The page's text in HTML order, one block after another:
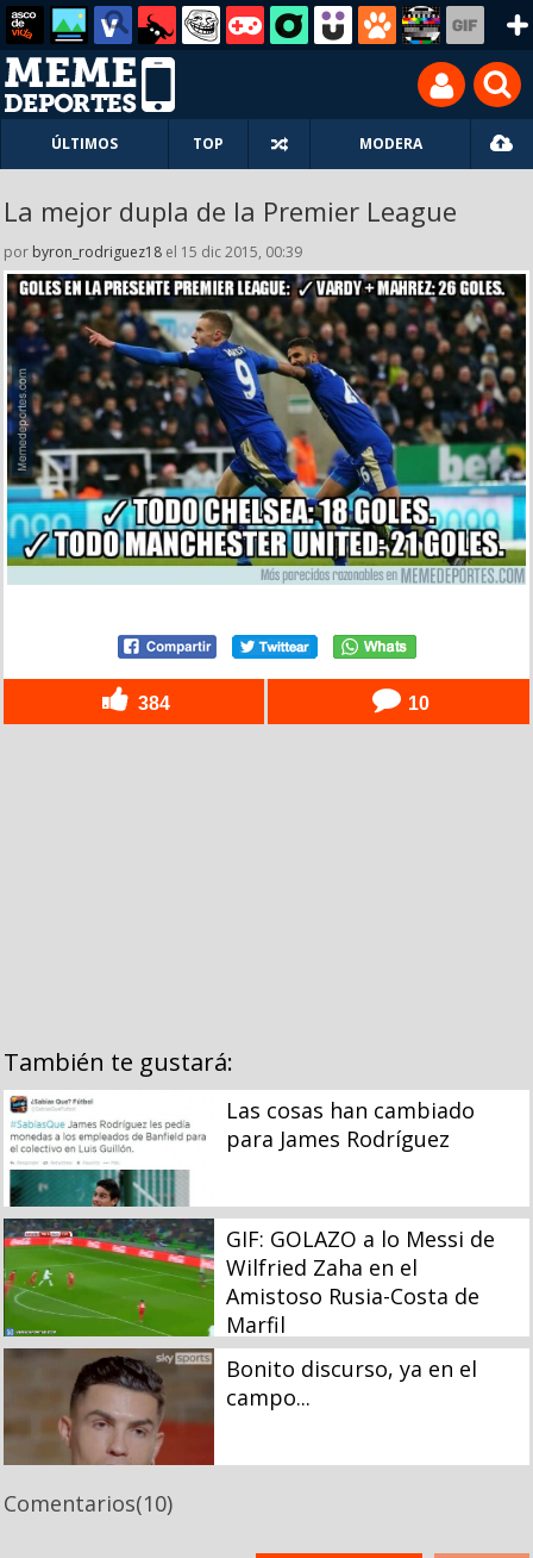
ÚLTIMOS TOP MODERA
La mejor dupla de la Premier League
por byron_rodriguez18 el 15 dic 2015, 00:39
384 10
También te gustará:
Las cosas han cambiado
para James Rodríguez
GIF: GOLAZO a lo Messi de
Wilfried Zaha en el
Amistoso Rusia-Costa de
Marfil
Bonito discurso, ya en el
campo...
Comentarios(10)